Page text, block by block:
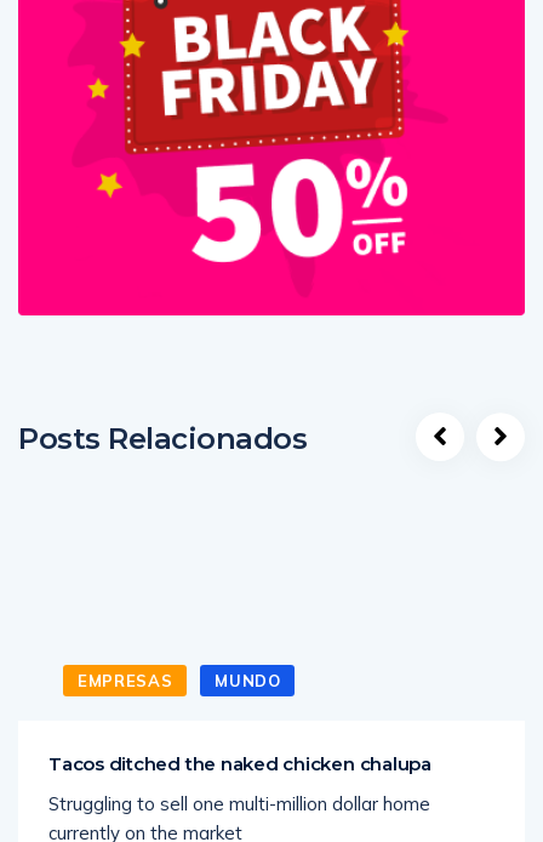
Posts Relacionados
EMPRESAS MUNDO
Tacos ditched the naked chicken chalupa
Struggling to sell one multi-million dollar home
currently on the market